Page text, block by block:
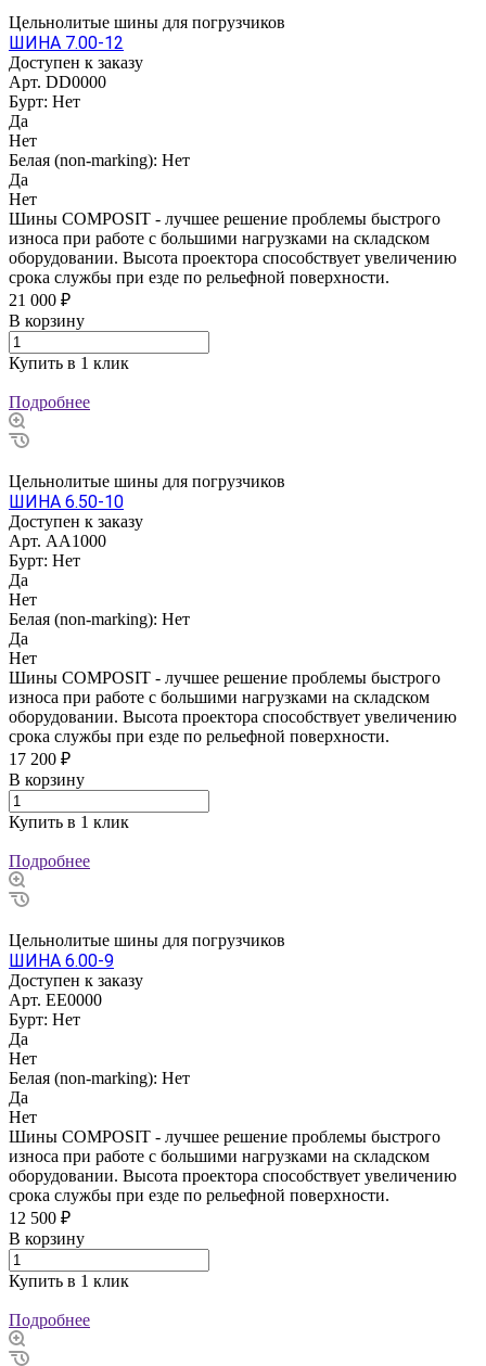
Цельнолитые шины для погрузчиков
ШИНА 7.00-12
Доступен к заказу
Арт. DD0000
Бурт: Нет
Да
Нет
Белая (non-marking): Нет
Да
Нет
Шины COMPOSIT - лучшее решение проблемы быстрого
износа при работе с большими нагрузками на складском
оборудовании. Высота проектора способствует увеличению
срока службы при езде по рельефной поверхности.
21 000 ₽
В корзину
Купить в 1 клик
Подробнее
Цельнолитые шины для погрузчиков
ШИНА 6.50-10
Доступен к заказу
Арт. AA1000
Бурт: Нет
Да
Нет
Белая (non-marking): Нет
Да
Нет
Шины COMPOSIT - лучшее решение проблемы быстрого
износа при работе с большими нагрузками на складском
оборудовании. Высота проектора способствует увеличению
срока службы при езде по рельефной поверхности.
17 200 ₽
В корзину
Купить в 1 клик
Подробнее
Цельнолитые шины для погрузчиков
ШИНА 6.00-9
Доступен к заказу
Арт. EE0000
Бурт: Нет
Да
Нет
Белая (non-marking): Нет
Да
Нет
Шины COMPOSIT - лучшее решение проблемы быстрого
износа при работе с большими нагрузками на складском
оборудовании. Высота проектора способствует увеличению
срока службы при езде по рельефной поверхности.
12 500 ₽
В корзину
Купить в 1 клик
Подробнее